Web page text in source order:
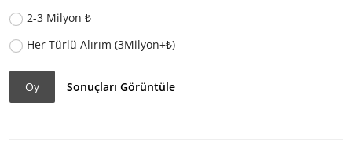
2-3 Milyon ₺
Her Türlü Alırım (3Milyon+₺)
Oy Sonuçları Görüntüle